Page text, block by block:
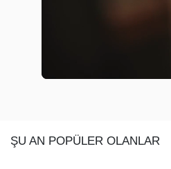
ŞU AN POPÜLER OLANLAR